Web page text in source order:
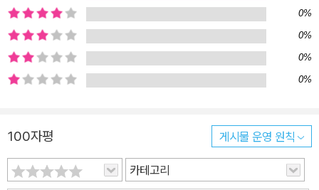
소입니다. 밀려오는 파도 소리, 수없이 많은 모래알, 무한한 하늘을 수
놓고 있는 헤아릴 수 없이 많은 별들. 그리고 그 장소에서 무한한 장엄
함을 느끼는 클라우 가족에게 가장 적절한 장소이죠. 전체적인 배경
은 무한히 펼쳐진 푸른 하늘과 바다, 황금빛 모래사장이 대비되어 스
페인다운 선명한 색감으로 그려져 있습니다. 그리고 무한한 우리 마
마 아빠의 수영복 색도 핑크이고, 할머니의 옷과 집도 핑크입니다. 바
로 우리 마음을 상징하는 심장의 색이죠. 무한함을 표현하고 있는 하
트 무늬와 별들을 찾아보는 것도 책을 감상하는 색다른 즐거움을 줄
0%
0%
0%
0%
100자평 게시물 운영 원칙
카테고리